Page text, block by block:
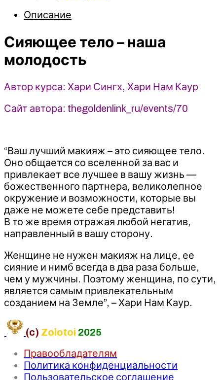
молодость
2023
Хари
Хари
Описание
Сияющее тело – наша
молодость
Автор курса: Хари Сингх, Хари Нам Каур
Сайт автора: thegoldenlink_ru/events/70
“Ваш лучший макияж – это сияющее тело.
Оно общается со вселенной за вас и
привлекает все лучшее в вашу жизнь —
божественного партнера, великолепное
окружение и возможности, которые вы
даже не можете себе представить!
В то же время отражая любой негатив,
направленный в вашу сторону.
Женщине не нужен макияж на лице, ее
сияние и нимб всегда в два раза больше,
чем у мужчины. Поэтому женщина, по сути,
является самым привлекательным
созданием на Земле”, – Хари Нам Каур.
(c) Zolotoi 2025
Правообладателям
Политика конфиденциальности
Пользовательское соглашение